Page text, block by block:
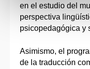
en el estudio del
perspectiva
psicopedagógica y
Asimismo, el
de la traducción